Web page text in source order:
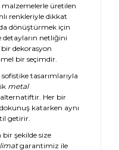
malzemelerle üretilen
renkleriyle dikkat
dönüştürmek için
detayların netliğini
dekorasyon
bir seçimdir.
tasarımlarıyla
metal
Her bir
katarken aynı
getirir.
şekilde size
garantimiz ile